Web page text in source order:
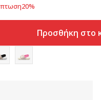
20%
Προσθήκη στο